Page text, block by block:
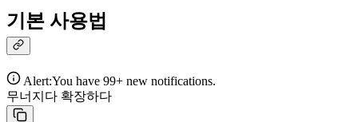
기본 사용법
Alert:You have 99+ new notifications.
무너지다 확장하다